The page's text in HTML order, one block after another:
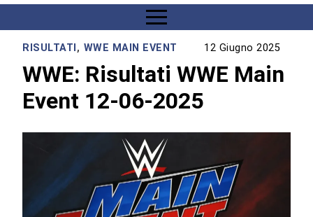
RISULTATI, WWE MAIN EVENT 12 Giugno 2025
WWE: Risultati WWE Main
Event 12-06-2025